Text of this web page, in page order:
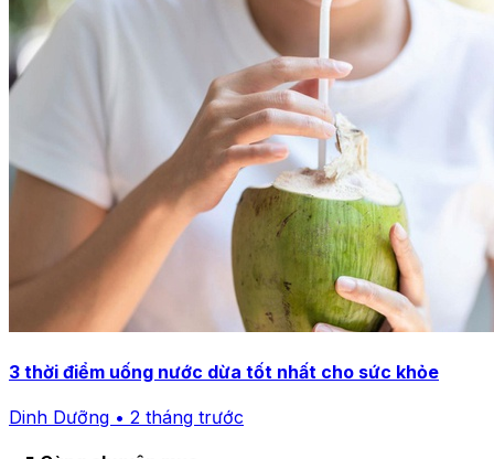
3 thời điểm uống nước dừa tốt nhất cho sức khỏe
Dinh Dưỡng • 2 tháng trước